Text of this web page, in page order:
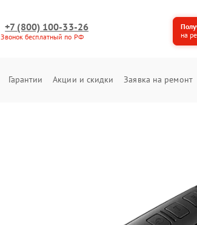
+7 (800) 100-33-26
Звонок бесплатный по РФ
на
Гарантии Акции и скидки Заявка на ремонт